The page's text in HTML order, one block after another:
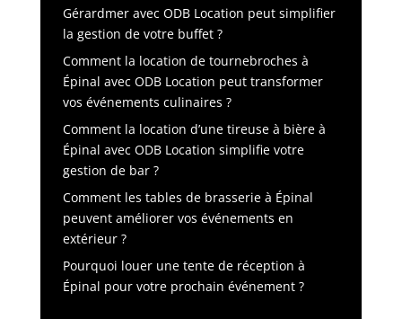
Gérardmer avec ODB Location peut simplifier
la gestion de votre buffet ?
Comment la location de tournebroches à
Épinal avec ODB Location peut transformer
vos événements culinaires ?
Comment la location d’une tireuse à bière à
Épinal avec ODB Location simplifie votre
gestion de bar ?
Comment les tables de brasserie à Épinal
peuvent améliorer vos événements en
extérieur ?
Pourquoi louer une tente de réception à
Épinal pour votre prochain événement ?